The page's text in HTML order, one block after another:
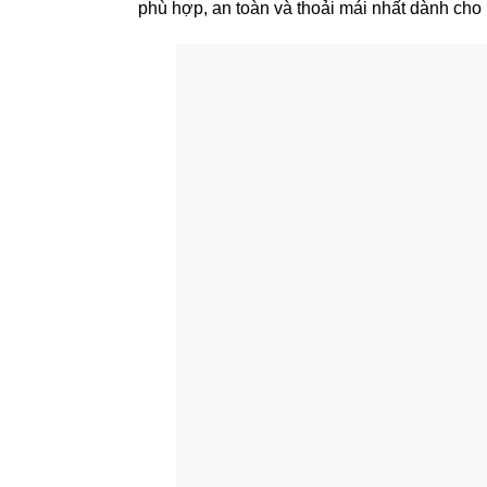
phù hợp, an toàn và thoải mái nhất dành cho